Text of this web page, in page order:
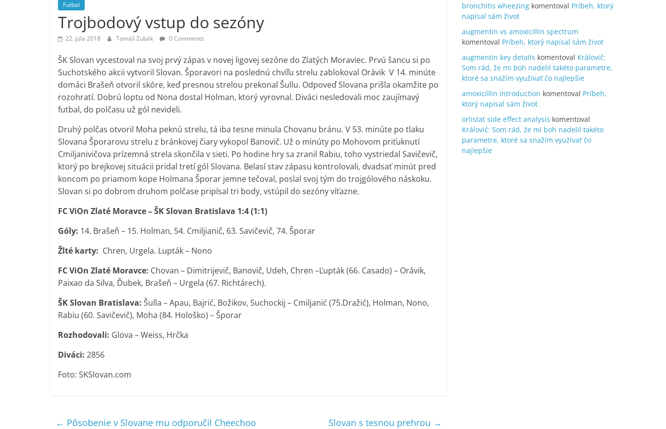
Futbal
Trojbodový vstup do sezóny
22. júla 2018 Tomáš Zubák 0 Comments
ŠK Slovan vycestoval na svoj prvý zápas v novej ligovej sezóne do Zlatých Moraviec. Prvú šancu si po
Suchotského akcii vytvoril Slovan. Šporavori na poslednú chvíľu strelu zablokoval Orávik V 14. minúte
domáci Brašeň otvoril skóre, keď presnou strelou prekonal Šullu. Odpoveď Slovana prišla okamžite po
rozohratí. Dobrú loptu od Nona dostal Holman, ktorý vyrovnal. Diváci nesledovali moc zaujímavý
futbal, do polčasu už gól nevideli.
Druhý polčas otvoril Moha peknú strelu, tá iba tesne minula Chovanu bránu. V 53. minúte po tlaku
Slovana Šporarovu strelu z bránkovej čiary vykopol Banovič. Už o minúty po Mohovom priťuknutí
Cmiljanivičova prízemná strela skončila v sieti. Po hodine hry sa zranil Rabiu, toho vystriedal Savičevič,
ktorý po brejkovej situácii pridal tretí gól Slovana. Belasí stav zápasu kontrolovali, dvadsať minút pred
koncom po priamom kope Holmana Šporar jemne tečoval, poslal svoj tým do trojgólového náskoku.
Slovan si po dobrom druhom polčase pripísal tri body, vstúpil do sezóny víťazne.
FC ViOn Zlaté Moravce – ŠK Slovan Bratislava 1:4 (1:1)
Góly: 14. Brašeň – 15. Holman, 54. Cmiljianič, 63. Savičevič, 74. Šporar
Žlté karty: Chren, Urgela. Lupták – Nono
FC ViOn Zlaté Moravce: Chovan – Dimitrijevič, Banovič, Udeh, Chren –Ľupták (66. Casado) – Orávik,
Paixao da Silva, Ďubek, Brašeň – Urgela (67. Richtárech).
ŠK Slovan Bratislava: Šulla – Apau, Bajrić, Božikov, Suchockij – Cmiljanić (75.Dražić), Holman, Nono,
Rabiu (60. Savičevič), Moha (84. Hološko) – Šporar
Rozhodovali: Glova – Weiss, Hrčka
Diváci: 2856
Foto: SKSlovan.com
← Pôsobenie v Slovane mu odporučil Cheechoo Slovan s tesnou prehrou →
bronchitis wheezing komentoval Príbeh, ktorý
napísal sám život
augmentin vs amoxicillin spectrum
komentoval Príbeh, ktorý napísal sám život
augmentin key details komentoval Královič:
Som rád, že mi boh nadelil takéto parametre,
ktoré sa snažím využívať čo najlepšie
amoxicillin introduction komentoval Príbeh,
ktorý napísal sám život
orlistat side effect analysis komentoval
Královič: Som rád, že mi boh nadelil takéto
parametre, ktoré sa snažím využívať čo
najlepšie